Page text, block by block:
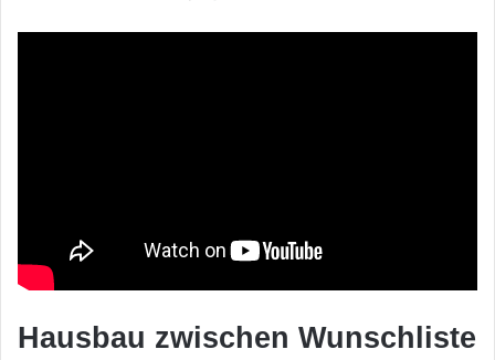
Hausbau zwischen Wunschliste